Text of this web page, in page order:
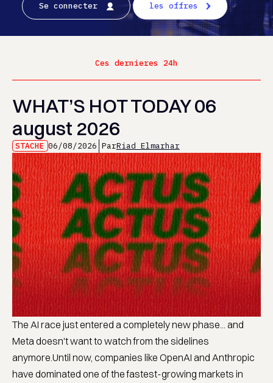
Se connecter les offres
Ces dernieres 24h
WHAT’S HOT TODAY 06
august 2026
STACHE 06/08/2026 ParRiad Elmarhar
The AI race just entered a completely new phase... and
Meta doesn't want to watch from the sidelines
anymore.Until now, companies like OpenAI and Anthropic
have dominated one of the fastest-growing markets in